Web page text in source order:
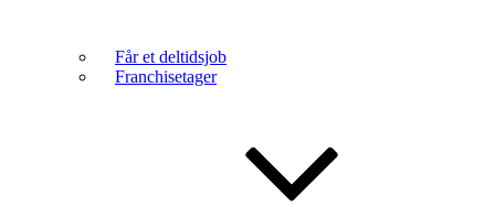
Får et deltidsjob
Franchisetager